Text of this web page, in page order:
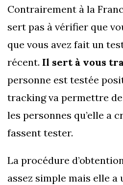
Contrairement à la
sert pas à vérifier que
que vous avez fait un
récent. Il sert à vous
personne est testée
tracking va permettre
les personnes qu’elle a
fassent tester.
La procédure
assez simple mais elle